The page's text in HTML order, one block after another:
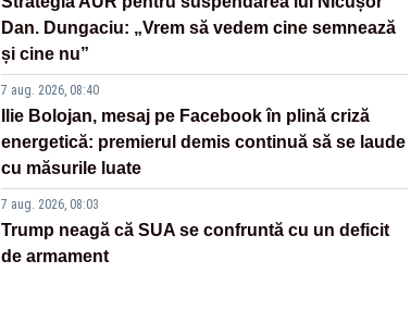
Dan. Dungaciu: „Vrem să vedem cine semnează
și cine nu”
7 aug. 2026, 08:40
Ilie Bolojan, mesaj pe Facebook în plină criză
energetică: premierul demis continuă să se laude
cu măsurile luate
7 aug. 2026, 08:03
Trump neagă că SUA se confruntă cu un deficit
de armament